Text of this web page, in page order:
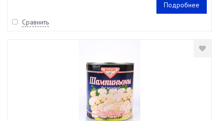
Подробнее
Сравнить